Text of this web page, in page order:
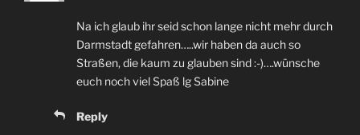
Na ich glaub ihr seid schon lange nicht mehr durch
Darmstadt gefahren…..wir haben da auch so
Straßen, die kaum zu glauben sind:-)….wünsche
euch noch viel Spaß lg Sabine
Reply